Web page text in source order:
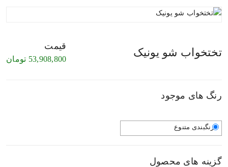
تختخواب شو یونیک قیمت
53,908,800 تومان
رنگ های موجود
رنگبندی متنوع
گزینه های محصول